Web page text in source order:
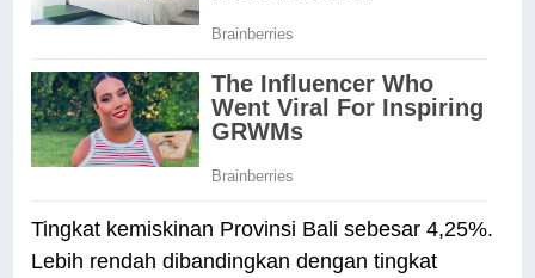
Tingkat kemiskinan Provinsi Bali sebesar 4,25%.
Lebih rendah dibandingkan dengan tingkat